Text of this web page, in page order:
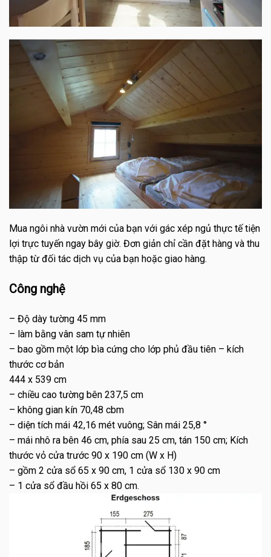
Mua ngôi nhà vườn mới của bạn với gác xép ngủ thực tế tiện
lợi trực tuyến ngay bây giờ. Đơn giản chỉ cần đặt hàng và thu
thập từ đối tác dịch vụ của bạn hoặc giao hàng.
Công nghệ
– Độ dày tường 45 mm
– làm bằng vân sam tự nhiên
– bao gồm một lớp bìa cứng cho lớp phủ đầu tiên – kích
thước cơ bản
444 x 539 cm
– chiều cao tường bên 237,5 cm
– không gian kín 70,48 cbm
– diện tích mái 42,16 mét vuông; Sân mái 25,8 °
– mái nhô ra bên 46 cm, phía sau 25 cm, tán 150 cm; Kích
thước vỏ cửa trước 90 x 190 cm (W x H)
– gồm 2 cửa sổ 65 x 90 cm, 1 cửa sổ 130 x 90 cm
– 1 cửa sổ đầu hồi 65 x 80 cm.